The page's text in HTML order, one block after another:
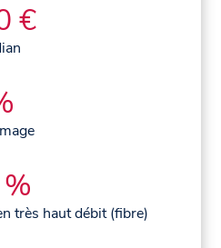
€
très haut débit (fibre)